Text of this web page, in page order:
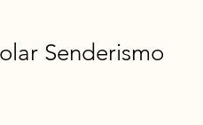
Senderismo